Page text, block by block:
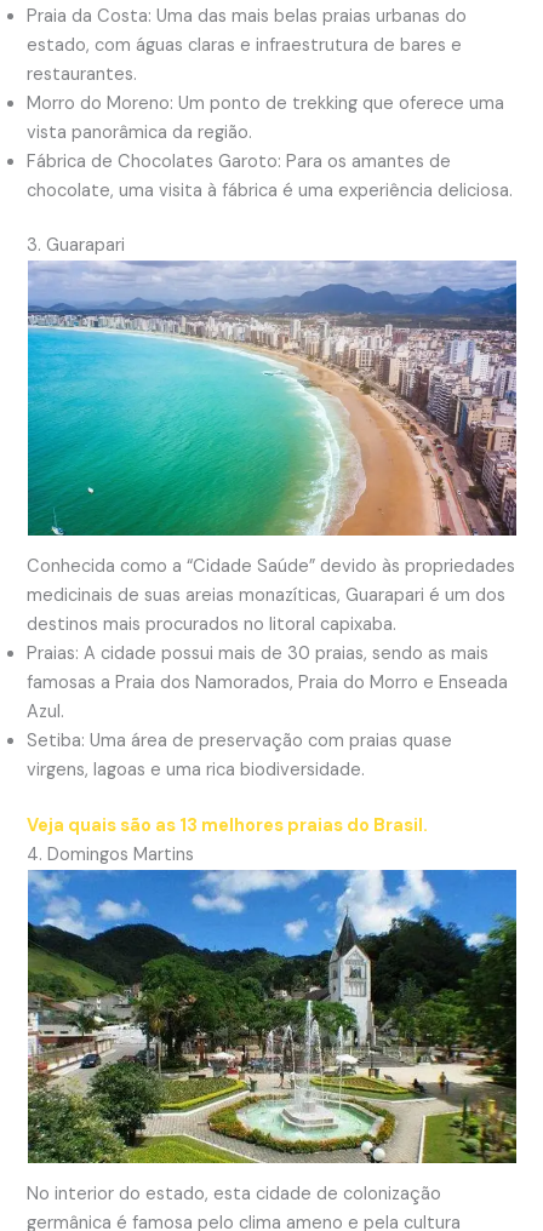
Praia da Costa: Uma das mais belas praias urbanas do
estado, com águas claras e infraestrutura de bares e
restaurantes.
Morro do Moreno: Um ponto de trekking que oferece uma
vista panorâmica da região.
Fábrica de Chocolates Garoto: Para os amantes de
chocolate, uma visita à fábrica é uma experiência deliciosa.
3. Guarapari
Conhecida como a “Cidade Saúde” devido às propriedades
medicinais de suas areias monazíticas, Guarapari é um dos
destinos mais procurados no litoral capixaba.
Praias: A cidade possui mais de 30 praias, sendo as mais
famosas a Praia dos Namorados, Praia do Morro e Enseada
Azul.
Setiba: Uma área de preservação com praias quase
virgens, lagoas e uma rica biodiversidade.
Veja quais são as 13 melhores praias do Brasil.
4. Domingos Martins
No interior do estado, esta cidade de colonização
germânica é famosa pelo clima ameno e pela cultura